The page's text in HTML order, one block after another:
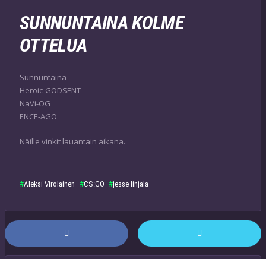
SUNNUNTAINA KOLME
OTTELUA
Sunnuntaina
Heroic-GODSENT
NaVi-OG
ENCE-AGO
Näille vinkit lauantain aikana.
Aleksi Virolainen CS:GO jesse linjala